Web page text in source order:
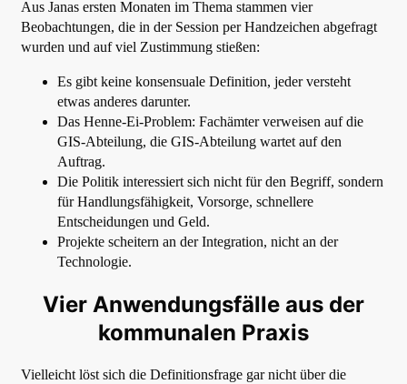
Aus Janas ersten Monaten im Thema stammen vier
Beobachtungen, die in der Session per Handzeichen abgefragt
wurden und auf viel Zustimmung stießen:
Es gibt keine konsensuale Definition, jeder versteht
etwas anderes darunter.
Das Henne-Ei-Problem: Fachämter verweisen auf die
GIS-Abteilung, die GIS-Abteilung wartet auf den
Auftrag.
Die Politik interessiert sich nicht für den Begriff, sondern
für Handlungsfähigkeit, Vorsorge, schnellere
Entscheidungen und Geld.
Projekte scheitern an der Integration, nicht an der
Technologie.
Vier Anwendungsfälle aus der
kommunalen Praxis
Vielleicht löst sich die Definitionsfrage gar nicht über die